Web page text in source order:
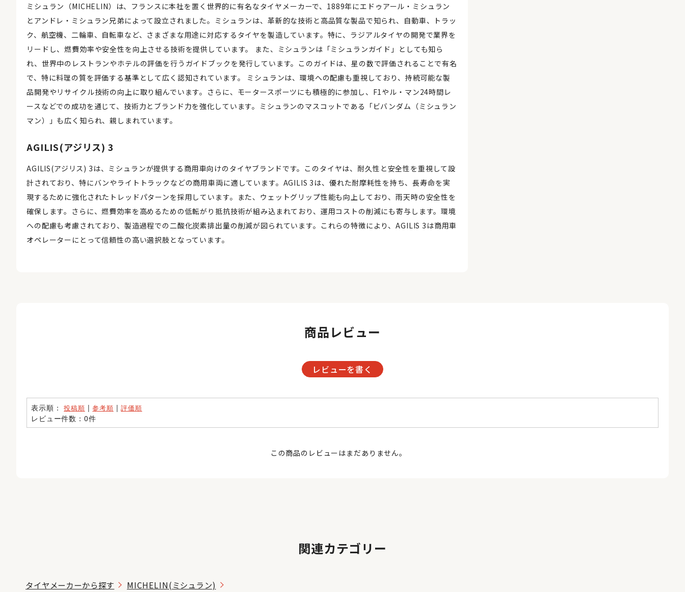
ミシュラン（MICHELIN）は、フランスに本社を置く世界的に有名なタイヤメーカーで、1889年にエドゥアール・ミシュラン
とアンドレ・ミシュラン兄弟によって設立されました。ミシュランは、革新的な技術と高品質な製品で知られ、自動車、トラッ
ク、航空機、二輪車、自転車など、さまざまな用途に対応するタイヤを製造しています。特に、ラジアルタイヤの開発で業界を
リードし、燃費効率や安全性を向上させる技術を提供しています。 また、ミシュランは「ミシュランガイド」としても知ら
れ、世界中のレストランやホテルの評価を行うガイドブックを発行しています。このガイドは、星の数で評価されることで有名
で、特に料理の質を評価する基準として広く認知されています。 ミシュランは、環境への配慮も重視しており、持続可能な製
品開発やリサイクル技術の向上に取り組んでいます。さらに、モータースポーツにも積極的に参加し、F1やル・マン24時間レ
ースなどでの成功を通じて、技術力とブランド力を強化しています。ミシュランのマスコットである「ビバンダム（ミシュラン
マン）」も広く知られ、親しまれています。
AGILIS(アジリス) 3
AGILIS(アジリス) 3は、ミシュランが提供する商用車向けのタイヤブランドです。このタイヤは、耐久性と安全性を重視して設
計されており、特にバンやライトトラックなどの商用車両に適しています。AGILIS 3は、優れた耐摩耗性を持ち、長寿命を実
現するために強化されたトレッドパターンを採用しています。また、ウェットグリップ性能も向上しており、雨天時の安全性を
確保します。さらに、燃費効率を高めるための低転がり抵抗技術が組み込まれており、運用コストの削減にも寄与します。環境
への配慮も考慮されており、製造過程での二酸化炭素排出量の削減が図られています。これらの特徴により、AGILIS 3は商用車
オペレーターにとって信頼性の高い選択肢となっています。
商品レビュー
レビューを書く
表示順：投稿順 |参考順 |評価順
レビュー件数：0件
この商品のレビューはまだありません。
関連カテゴリー
タイヤメーカーから探す MICHELIN(ミシュラン)